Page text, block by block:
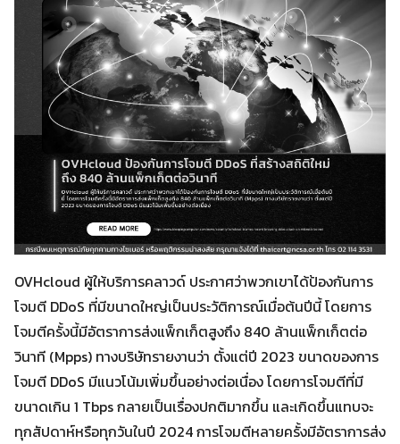
OVHcloud ผู้ให้บริการคลาวด์ ประกาศว่าพวกเขาได้ป้องกันการ
โจมตี DDoS ที่มีขนาดใหญ่เป็นประวัติการณ์เมื่อต้นปีนี้ โดยการ
โจมตีครั้งนี้มีอัตราการส่งแพ็กเก็ตสูงถึง 840 ล้านแพ็กเก็ตต่อ
วินาที (Mpps) ทางบริษัทรายงานว่า ตั้งแต่ปี 2023 ขนาดของการ
โจมตี DDoS มีแนวโน้มเพิ่มขึ้นอย่างต่อเนื่อง โดยการโจมตีที่มี
ขนาดเกิน 1 Tbps กลายเป็นเรื่องปกติมากขึ้น และเกิดขึ้นแทบจะ
ทุกสัปดาห์หรือทุกวันในปี 2024 การโจมตีหลายครั้งมีอัตราการส่ง